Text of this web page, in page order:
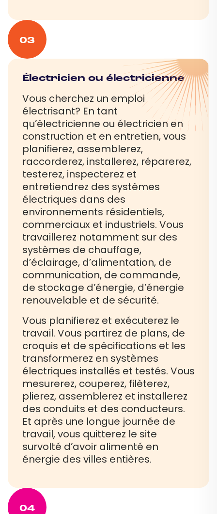
03
Électricien ou électricienne
Vous cherchez un emploi
électrisant? En tant
qu’électricienne ou électricien en
construction et en entretien, vous
planifierez, assemblerez,
raccorderez, installerez, réparerez,
testerez, inspecterez et
entretiendrez des systèmes
électriques dans des
environnements résidentiels,
commerciaux et industriels. Vous
travaillerez notamment sur des
systèmes de chauffage,
d’éclairage, d’alimentation, de
communication, de commande,
de stockage d’énergie, d’énergie
renouvelable et de sécurité.
Vous planifierez et exécuterez le
travail. Vous partirez de plans, de
croquis et de spécifications et les
transformerez en systèmes
électriques installés et testés. Vous
mesurerez, couperez, filèterez,
plierez, assemblerez et installerez
des conduits et des conducteurs.
Et après une longue journée de
travail, vous quitterez le site
survolté d’avoir alimenté en
énergie des villes entières.
04